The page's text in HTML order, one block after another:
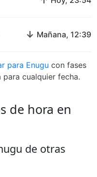
↓ Mañana, 12:39
para Enugu con fases
para cualquier fecha.
de hora en
de otras